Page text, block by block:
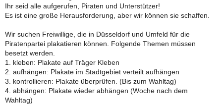
Ihr seid alle aufgerufen, Piraten und Unterstützer!
Es ist eine große Herausforderung, aber wir können sie schaffen.
Wir suchen Freiwillige, die in Düsseldorf und Umfeld für die
Piratenpartei plakatieren können. Folgende Themen müssen
besetzt werden.
1. kleben: Plakate auf Träger Kleben
2. aufhängen: Plakate im Stadtgebiet verteilt aufhängen
3. kontrollieren: Plakate überprüfen. (Bis zum Wahltag)
4. abhängen: Plakate wieder abhängen (Woche nach dem
Wahltag)